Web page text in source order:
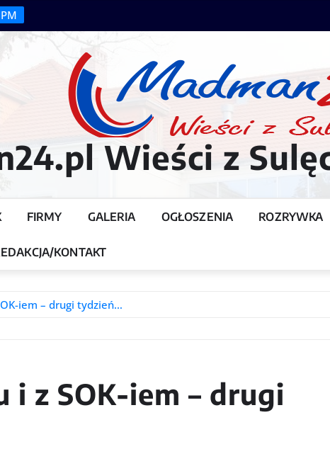
Wieści z
FIRMY GALERIA OGŁOSZENIA ROZRYWKA
KONTAKT
iem – drugi tydzień…
i z SOK-iem – drugi